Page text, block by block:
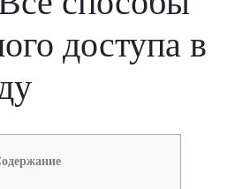
доступа в